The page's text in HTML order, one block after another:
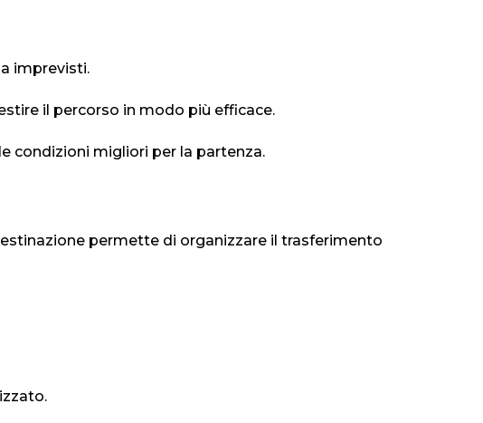
imprevisti.
il percorso in modo più efficace.
condizioni migliori per la partenza.
permette di organizzare il trasferimento